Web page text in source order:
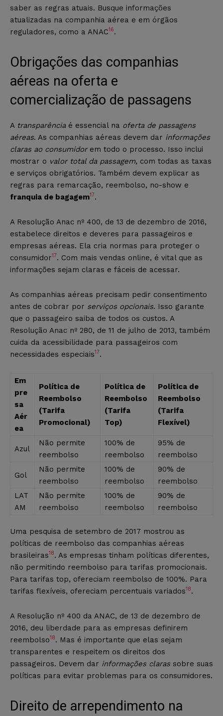
saber as regras atuais. Busque informações
atualizadas na companhia aérea e em órgãos
reguladores, como a ANAC16.
Obrigações das companhias
aéreas na oferta e
comercialização de passagens
A transparênciaé essencial na oferta de passagens
aéreas. As companhias aéreas devem dar informações
claras ao consumidorem todo o processo. Isso inclui
mostrar o valor total da passagem, com todas as taxas
e serviços obrigatórios. Também devem explicar as
regras para remarcação, reembolso, no-show e
franquia de bagagem17.
A Resolução Anac nº 400, de 13 de dezembro de 2016,
estabelece direitos e deveres para passageiros e
empresas aéreas. Ela cria normas para proteger o
consumidor17. Com mais vendas online, é vital que as
informações sejam claras e fáceis de acessar.
As companhias aéreas precisam pedir consentimento
antes de cobrar por serviços opcionais. Isso garante
que o passageiro saiba de todos os custos. A
Resolução Anac nº 280, de 11 de julho de 2013, também
cuida da acessibilidade para passageiros com
necessidades especiais17.
Em
pre
sa
Aér
ea
Política de
Reembolso
(Tarifa
Promocional)
Política de
Reembolso
(Tarifa
Top)
Política de
Reembolso
(Tarifa
Flexível)
Azul
Não permite
reembolso
100% de
reembolso
95% de
reembolso
Gol
Não permite
reembolso
100% de
reembolso
90% de
reembolso
LAT
AM
Não permite
reembolso
100% de
reembolso
90% de
reembolso
Uma pesquisa de setembro de 2017 mostrou as
políticas de reembolso das companhias aéreas
brasileiras18. As empresas tinham políticas diferentes,
não permitindo reembolso para tarifas promocionais.
Para tarifas top, ofereciam reembolso de 100%. Para
tarifas flexíveis, ofereciam percentuais variados18.
A Resolução nº 400 da ANAC, de 13 de dezembro de
2016, deu liberdade para as empresas definirem
reembolso18. Mas é importante que elas sejam
transparentes e respeitem os direitos dos
passageiros. Devem dar informações clarassobre suas
políticas para evitar problemas para os consumidores.
Direito de arrependimento na